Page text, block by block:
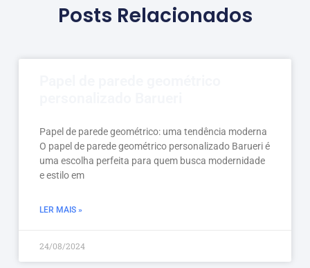
Posts Relacionados
Papel de parede geométrico: uma tendência moderna
O papel de parede geométrico personalizado Barueri é
uma escolha perfeita para quem busca modernidade
e estilo em
LER MAIS »
24/08/2024